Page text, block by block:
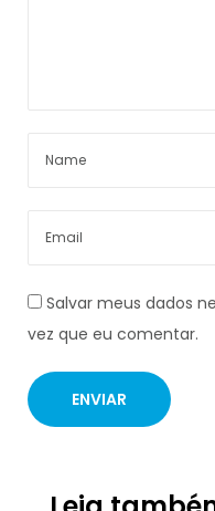
Salvar meus dados
vez que eu comentar.